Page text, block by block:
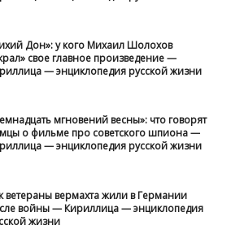
Дон»: у кого Михаил Шолохов
свое главное произведение —
— энциклопедия русской жизни
мгновений весны»: что говорят
о фильме про советского шпиона —
— энциклопедия русской жизни
ветераны вермахта жили в Германии
войны — Кириллица — энциклопедия
жизни